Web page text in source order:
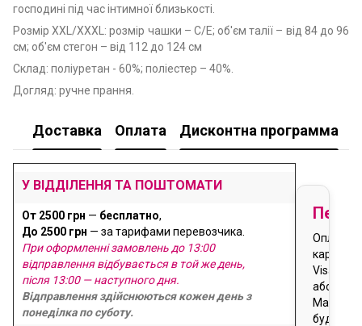
господині під час інтимної близькості.
Розмір XXL/XXXL: розмір чашки – C/E; об'єм талії – від 84 до 96
см; об'єм стегон – від 112 до 124 см
Cклад: поліуретан - 60%; поліестер – 40%.
Догляд: ручне прання.
Доставка Оплата Дисконтна программа
У ВІДДІЛЕННЯ ТА ПОШТОМАТИ
От 2500 грн — бесплатно,
До 2500 грн — за тарифами перевозчика.
При оформленні замовлень до 13:00
відправлення відбувається в той же день,
після 13:00 — наступного дня.
Відправлення здійснюються кожен день з
понеділка по суботу.
Оплата
карткою
Visa
або
будь-